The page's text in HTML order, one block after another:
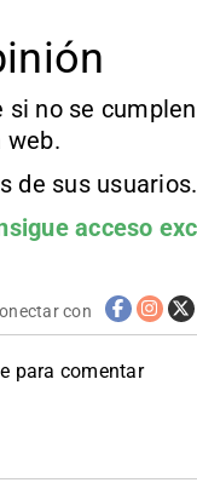
si no se
web.
de sus usuarios.
acceso
con
para comentar